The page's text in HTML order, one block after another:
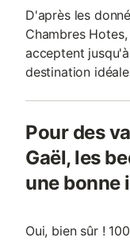
D'après les
Chambres
acceptent
destination
Pour des
Gaël, les
une bonne
Oui, bien sûr !